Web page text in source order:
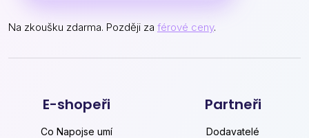
Na zkoušku zdarma. Později za férové ceny.
E-shopeři
Co Napojse umí
Partneři
Dodavatelé